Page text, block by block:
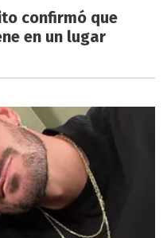
confirmó que
en un lugar